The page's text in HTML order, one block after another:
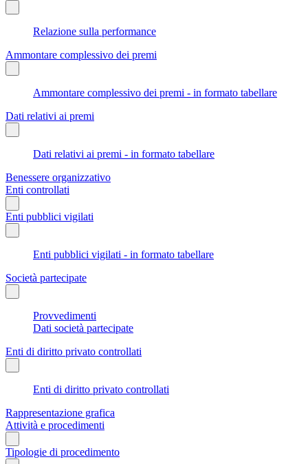
Relazione sulla performance
Ammontare complessivo dei premi
Ammontare complessivo dei premi - in formato tabellare
Dati relativi ai premi
Dati relativi ai premi - in formato tabellare
Benessere organizzativo
Enti controllati
Enti pubblici vigilati
Enti pubblici vigilati - in formato tabellare
Società partecipate
Provvedimenti
Dati società partecipate
Enti di diritto privato controllati
Enti di diritto privato controllati
Rappresentazione grafica
Attività e procedimenti
Tipologie di procedimento